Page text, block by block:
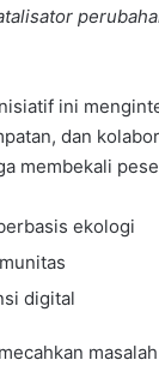
ini
dan
membekali
ekologi
digital